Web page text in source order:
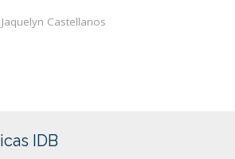
Jaquelyn Castellanos
IDB